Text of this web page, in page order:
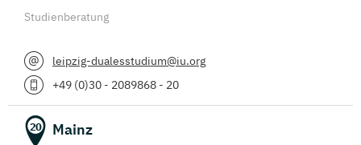
Studienberatung
leipzig-dualesstudium@iu.org
+49 (0)30 - 2089868 - 20
20 Mainz